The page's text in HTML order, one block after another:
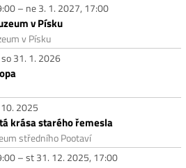
– ne 3. 1. 2027, 17:00
v Písku
v Písku
31. 1. 2026
2025
krása starého řemesla
středního Pootaví
– st 31. 12. 2025, 17:00